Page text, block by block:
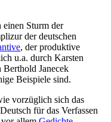
einen Sturm der
der deutschen
, der produktive
u.a. durch Karsten
Berthold Janecek
Beispiele sind.
vorzüglich sich das
für das Verfassen